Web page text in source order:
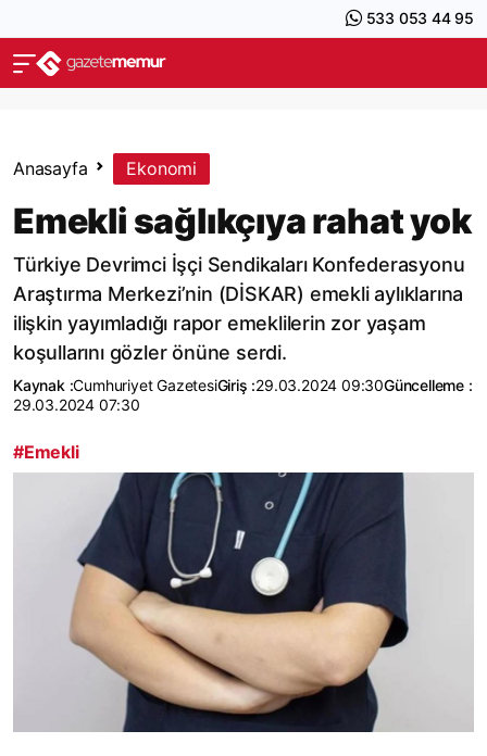
533 053 44 95
Anasayfa Ekonomi
Emekli sağlıkçıya rahat yok
Türkiye Devrimci İşçi Sendikaları Konfederasyonu
Araştırma Merkezi’nin (DİSKAR) emekli aylıklarına
ilişkin yayımladığı rapor emeklilerin zor yaşam
koşullarını gözler önüne serdi.
Kaynak :Cumhuriyet GazetesiGiriş :29.03.2024 09:30Güncelleme :
29.03.2024 07:30
#Emekli